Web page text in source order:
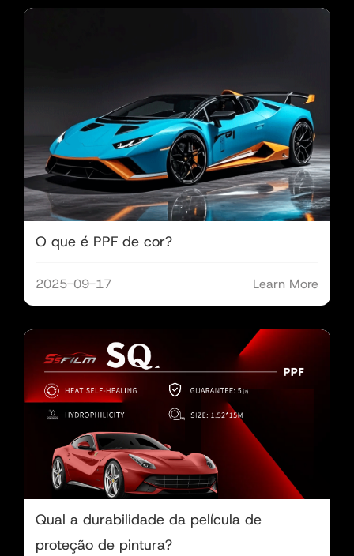
O que é PPF de cor?
2025-09-17 Learn More
Qual a durabilidade da película de
proteção de pintura?